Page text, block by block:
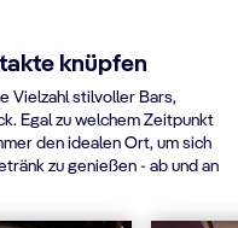
knüpfen
Vielzahl stilvoller Bars,
Egal zu welchem Zeitpunkt
den idealen Ort, um sich
zu genießen - ab und an